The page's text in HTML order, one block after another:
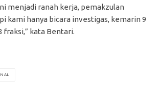
menjadi ranah kerja, pemakzulan
kami hanya bicara investigas, kemarin 9
fraksi,” kata Bentari.